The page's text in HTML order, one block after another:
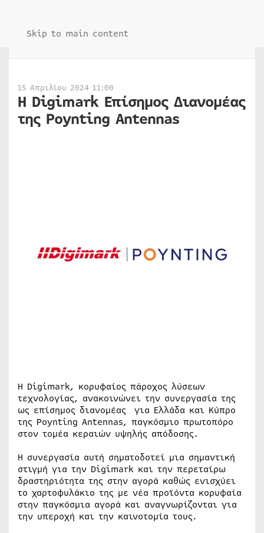
Skip to main content
15 Απριλίου 2024 11:00
Η Digimark Επίσημος Διανομέας
της Poynting Antennas
Η Digimark, κορυφαίος πάροχος λύσεων
τεχνολογίας, ανακοινώνει την συνεργασία της
ως επίσημος διανομέας για Ελλάδα και Κύπρο
της Poynting Antennas, παγκόσμιο πρωτοπόρο
στον τομέα κεραιών υψηλής απόδοσης.
Η συνεργασία αυτή σηματοδοτεί μια σημαντική
στιγμή για την Digimark και την περεταίρω
δραστηριότητα της στην αγορά καθώς ενισχύει
το χαρτοφυλάκιο της με νέα προϊόντα κορυφαία
στην παγκόσμια αγορά και αναγνωρίζονται για
την υπεροχή και την καινοτομία τους.